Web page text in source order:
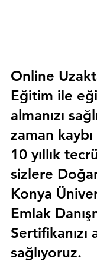
Online
Eğitim ile
almanızı
zaman
10 yıllık
sizlere
Konya
Emlak
Sertifikanızı
sağlıyoruz.